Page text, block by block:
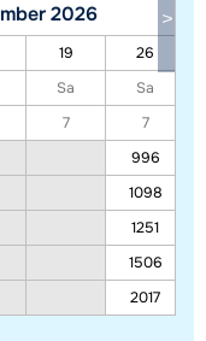
2026
19
26
Sa
Sa
7
7
996
1098
1251
1506
2017